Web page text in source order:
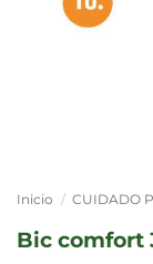
Inicio / CUIDADO
bic